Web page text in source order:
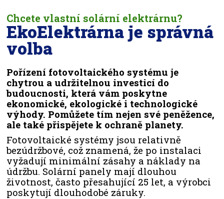
Chcete vlastní solární elektrárnu?
EkoElektrárna je správná
volba
Pořízení fotovoltaického systému je
chytrou a udržitelnou investicí do
budoucnosti, která vám poskytne
ekonomické, ekologické i technologické
výhody. Pomůžete tím nejen své peněžence,
ale také přispějete k ochraně planety.
Fotovoltaické systémy jsou relativně
bezúdržbové, což znamená, že po instalaci
vyžadují minimální zásahy a náklady na
údržbu. Solární panely mají dlouhou
životnost, často přesahující 25 let, a výrobci
poskytují dlouhodobé záruky.